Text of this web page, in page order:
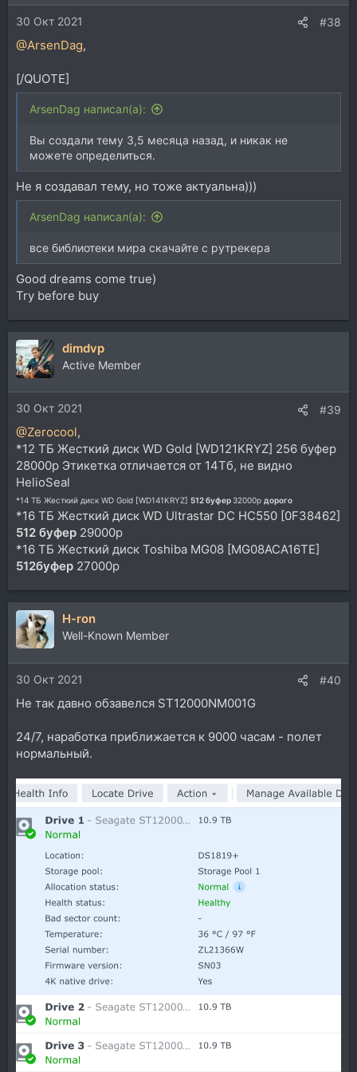
и
:30 Окт 2021 #38
@ArsenDag,
[/QUOTE]
ArsenDag написал(а):
Вы создали тему 3,5 месяца назад, и никак не
можете определиться.
Не я создавал тему, но тоже актуальна)))
ArsenDag написал(а):
все библиотеки мира скачайте с рутрекера
Good dreams come true)
Try before buy
dimdvp
Active Member
30 Окт 2021 #39
@Zerocool,
*12 ТБ Жесткий диск WD Gold [WD121KRYZ] 256 буфер
28000р Этикетка отличается от 14Тб, не видно
HelioSeal
*14 ТБ Жесткий диск WD Gold [WD141KRYZ] 512 буфер 32000р дорого
*16 ТБ Жесткий диск WD Ultrastar DC HC550 [0F38462]
512 буфер 29000р
*16 ТБ Жесткий диск Toshiba MG08 [MG08ACA16TE]
512буфер 27000р
H-ron
Well-Known Member
30 Окт 2021 #40
Не так давно обзавелся ST12000NM001G
24/7, наработка приближается к 9000 часам - полет
нормальный.